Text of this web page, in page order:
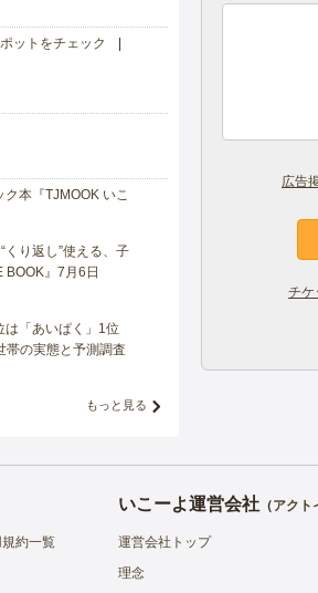
ットをチェック
本『TJMOOK いこ
り返し”使える、子
』7月6日
「あいぱく」1位
帯の実態と予測調査
もっと見る
広告
チケ
約一覧
いこーよ運営会社（アクト
運営会社トップ
理念